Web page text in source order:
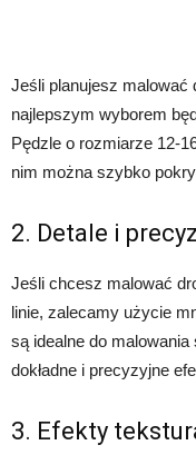
Jeśli planujesz malować
najlepszym wyborem
Pędzle o rozmiarze 12-
nim można szybko
2. Detale i
Jeśli chcesz malować
linie, zalecamy użycie
są idealne do
dokładne i precyzyjne
3. Efekty